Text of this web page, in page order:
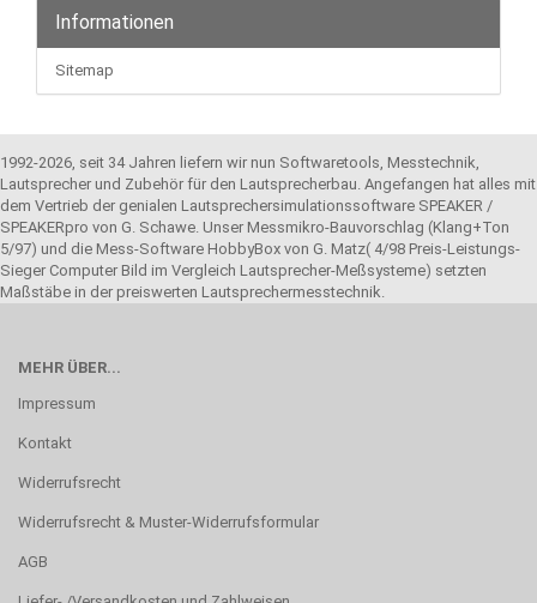
Informationen
Sitemap
1992-2026, seit 34 Jahren liefern wir nun Softwaretools, Messtechnik,
Lautsprecher und Zubehör für den Lautsprecherbau. Angefangen hat alles mit
dem Vertrieb der genialen Lautsprechersimulationssoftware SPEAKER /
SPEAKERpro von G. Schawe. Unser Messmikro-Bauvorschlag (Klang+Ton
5/97) und die Mess-Software HobbyBox von G. Matz( 4/98 Preis-Leistungs-
Sieger Computer Bild im Vergleich Lautsprecher-Meßsysteme) setzten
Maßstäbe in der preiswerten Lautsprechermesstechnik.
MEHR ÜBER...
Impressum
Kontakt
Widerrufsrecht
Widerrufsrecht & Muster-Widerrufsformular
AGB